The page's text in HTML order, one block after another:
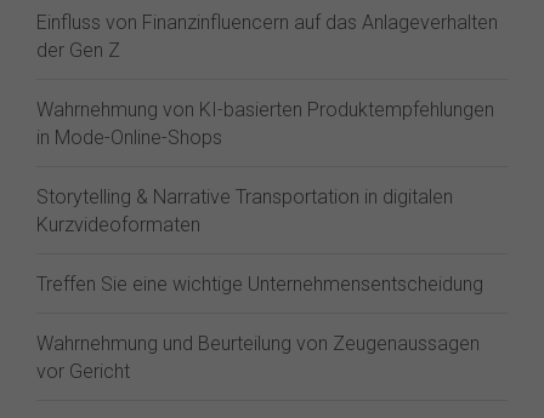
Einfluss von Finanzinfluencern auf das Anlageverhalten
der Gen Z⁠
Wahrnehmung von KI-basierten Produktempfehlungen
in Mode-Online-Shops
Storytelling & Narrative Transportation in digitalen
Kurzvideoformaten
Treffen Sie eine wichtige Unternehmensentscheidung
Wahrnehmung und Beurteilung von Zeugenaussagen
vor Gericht